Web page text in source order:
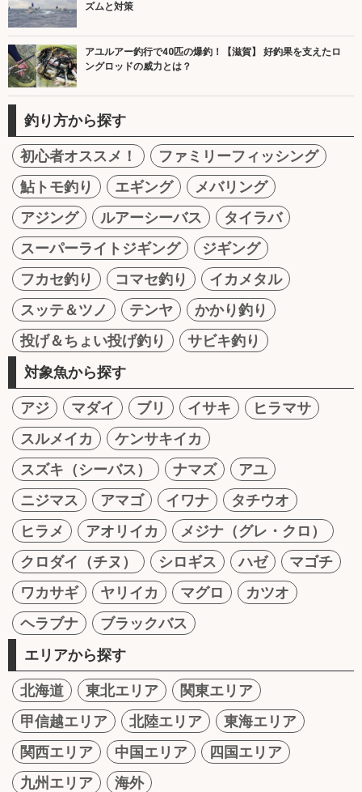
ズムと対策
アユルアー釣行で40匹の爆釣！【滋賀】 好釣果を支えたロ
ングロッドの威力とは？
釣り方から探す
初心者オススメ！
ファミリーフィッシング
鮎トモ釣り
エギング
メバリング
アジング
ルアーシーバス
タイラバ
スーパーライトジギング
ジギング
フカセ釣り
コマセ釣り
イカメタル
スッテ＆ツノ
テンヤ
かかり釣り
投げ＆ちょい投げ釣り
サビキ釣り
対象魚から探す
アジ マダイ ブリ イサキ
ヒラマサ
スルメイカ
ケンサキイカ
スズキ（シーバス）
ナマズ
アユ
ニジマス
アマゴ イワナ
タチウオ
ヒラメ
アオリイカ
メジナ（グレ・クロ）
クロダイ（チヌ）
シロギス ハゼ
マゴチ
ワカサギ
ヤリイカ マグロ
カツオ
ヘラブナ
ブラックバス
エリアから探す
北海道 東北エリア
関東エリア
甲信越エリア
北陸エリア
東海エリア
関西エリア
中国エリア
四国エリア
九州エリア
海外